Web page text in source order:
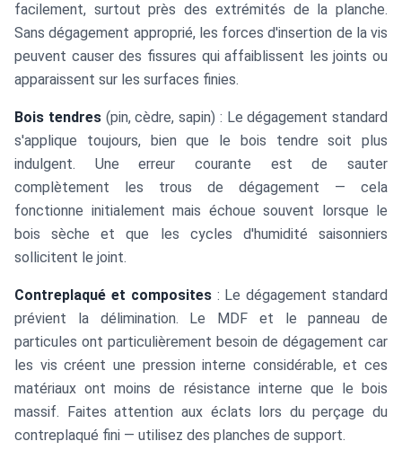
facilement, surtout près des extrémités de la planche.
Sans dégagement approprié, les forces d'insertion de la vis
peuvent causer des fissures qui affaiblissent les joints ou
apparaissent sur les surfaces finies.
Bois tendres(pin, cèdre, sapin) : Le dégagement standard
s'applique toujours, bien que le bois tendre soit plus
indulgent. Une erreur courante est de sauter
complètement les trous de dégagement — cela
fonctionne initialement mais échoue souvent lorsque le
bois sèche et que les cycles d'humidité saisonniers
sollicitent le joint.
Contreplaqué et composites: Le dégagement standard
prévient la délimination. Le MDF et le panneau de
particules ont particulièrement besoin de dégagement car
les vis créent une pression interne considérable, et ces
matériaux ont moins de résistance interne que le bois
massif. Faites attention aux éclats lors du perçage du
contreplaqué fini — utilisez des planches de support.